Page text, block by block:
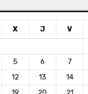
X J V
5 6 7
12 13 14